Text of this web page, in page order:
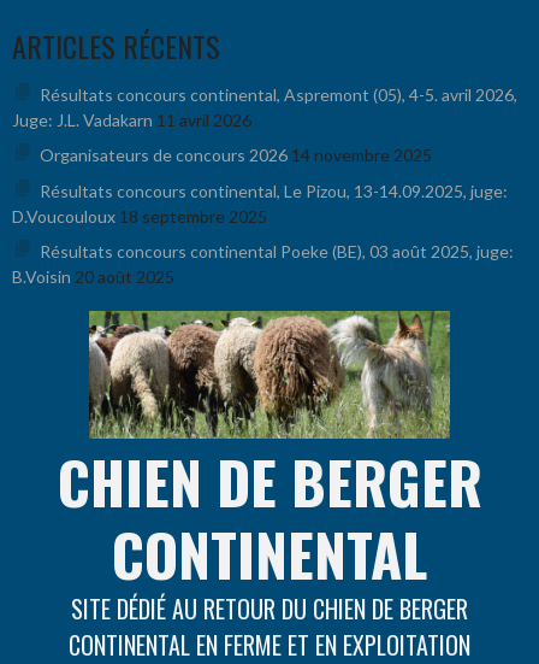
auARTICLES RÉCENTS
Résultats concours continental, Aspremont (05), 4-5. avril 2026,
Juge: J.L. Vadakarn 11 avril 2026
Organisateurs de concours 2026 14 novembre 2025
Résultats concours continental, Le Pizou, 13-14.09.2025, juge:
D.Voucouloux 18 septembre 2025
Résultats concours continental Poeke (BE), 03 août 2025, juge:
B.Voisin 20 août 2025
CHIEN DE BERGER
CONTINENTAL
SITE DÉDIÉ AU RETOUR DU CHIEN DE BERGER
CONTINENTAL EN FERME ET EN EXPLOITATION